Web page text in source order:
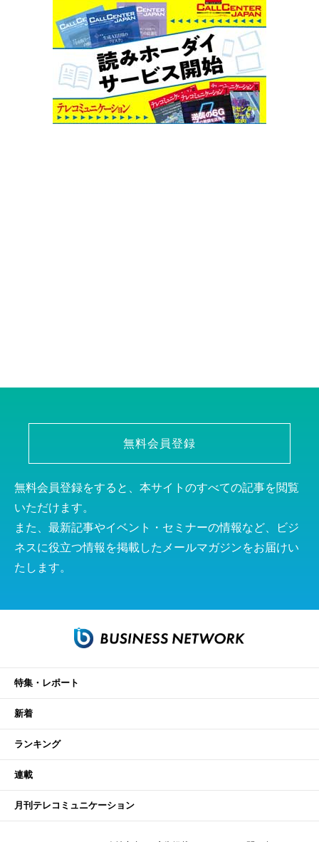
無料会員登録
無料会員登録をすると、本サイトのすべての記事を閲覧
いただけます。
また、最新記事やイベント・セミナーの情報など、ビジ
ネスに役立つ情報を掲載したメールマガジンをお届けい
たします。
特集・レポート
新着
ランキング
連載
月刊テレコミュニケーション